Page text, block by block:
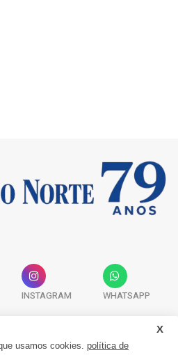
INSTAGRAM WHATSAPP
Conosco Quem Somos
usamos cookies. política de